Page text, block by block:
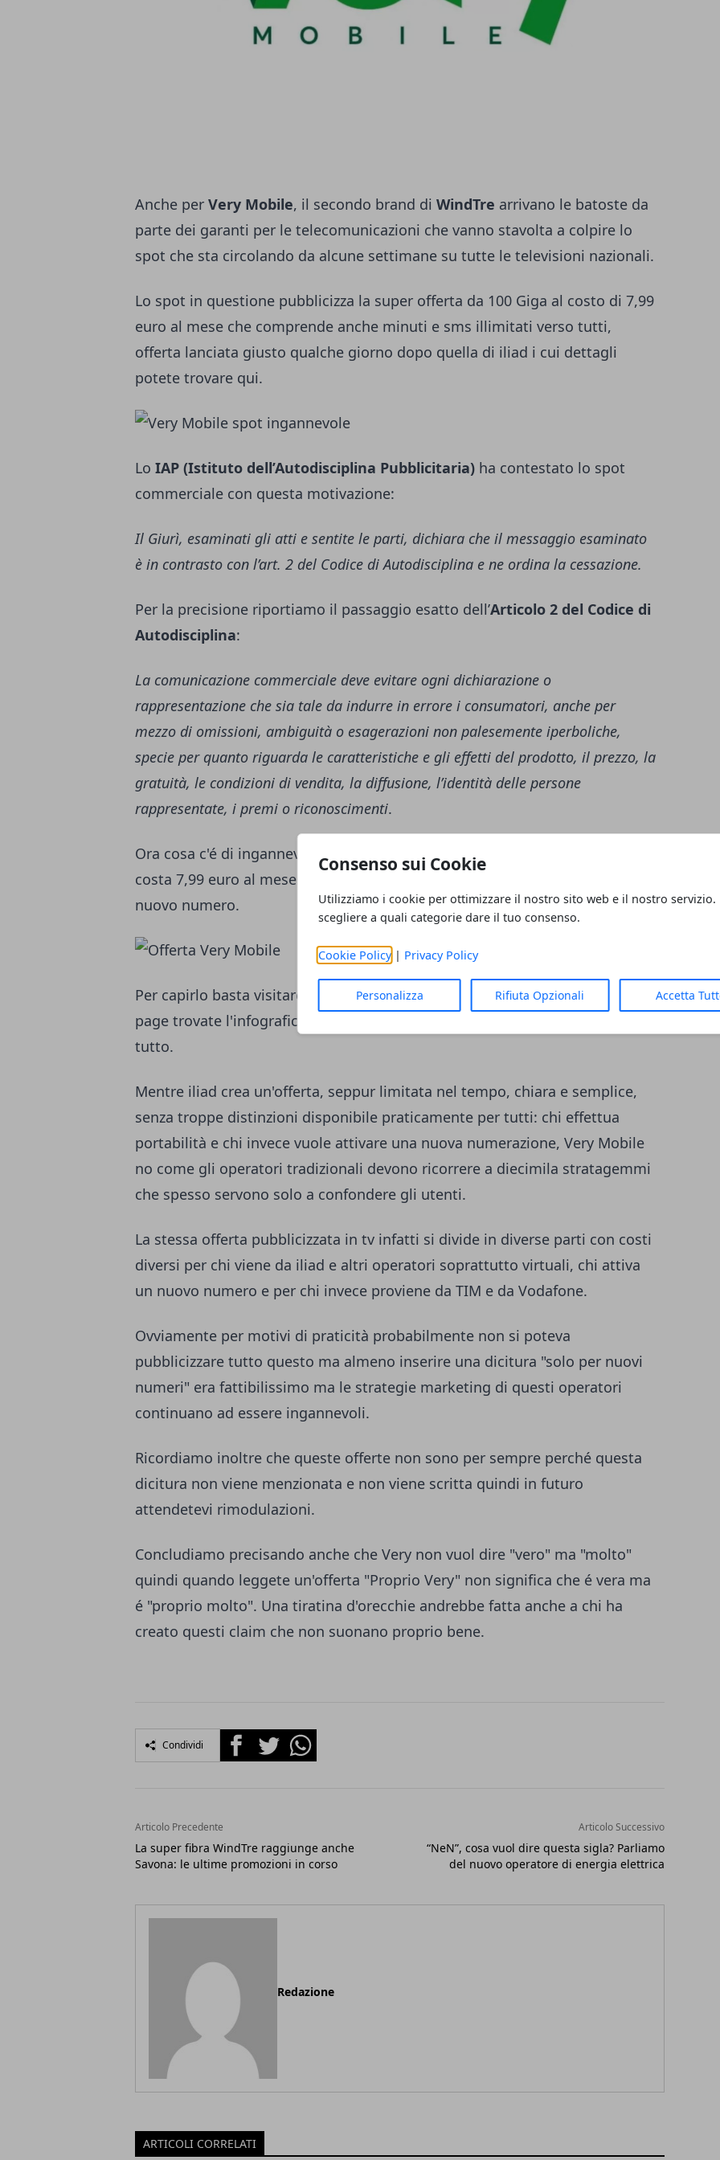
Consenso sui Cookie
Utilizziamo i cookie per ottimizzare il nostro sito web e il nostro servizio.
scegliere a quali categorie dare il tuo consenso.
Cookie Policy| Privacy Policy
Personalizza Rifiuta Opzionali Accetta
Anche per Very Mobile, il secondo brand di WindTre arrivano le batoste da
parte dei garanti per le telecomunicazioni che vanno stavolta a colpire lo
spot che sta circolando da alcune settimane su tutte le televisioni nazionali.
Lo spot in questione pubblicizza la super offerta da 100 Giga al costo di 7,99
euro al mese che comprende anche minuti e sms illimitati verso tutti,
offerta lanciata giusto qualche giorno dopo quella di iliad i cui dettagli
potete trovare qui.
Lo IAP (Istituto dell’Autodisciplina Pubblicitaria) ha contestato lo spot
commerciale con questa motivazione:
Il Giurì, esaminati gli atti e sentite le parti, dichiara che il messaggio esaminato
è in contrasto con l’art. 2 del Codice di Autodisciplina e ne ordina la cessazione.
Per la precisione riportiamo il passaggio esatto dell’Articolo 2 del Codice di
Autodisciplina:
La comunicazione commerciale deve evitare ogni dichiarazione o
rappresentazione che sia tale da indurre in errore i consumatori, anche per
mezzo di omissioni, ambiguità o esagerazioni non palesemente iperboliche,
specie per quanto riguarda le caratteristiche e gli effetti del prodotto, il prezzo, la
gratuità, le condizioni di vendita, la diffusione, l’identità delle persone
rappresentate, i premi o riconoscimenti.
Ora cosa c'é di ingannevole in questo spot? Praticamente che l'offerta che
costa 7,99 euro al mese non é disponibile per tutti ma solo per chi attiva un
nuovo numero.
Per capirlo basta visitare il sito ufficiale di Very Mobile e subito in home
page trovate l'infografica che vi riportiamo qui sopra e subito si capisce
tutto.
Mentre iliad crea un'offerta, seppur limitata nel tempo, chiara e semplice,
senza troppe distinzioni disponibile praticamente per tutti: chi effettua
portabilità e chi invece vuole attivare una nuova numerazione, Very Mobile
no come gli operatori tradizionali devono ricorrere a diecimila stratagemmi
che spesso servono solo a confondere gli utenti.
La stessa offerta pubblicizzata in tv infatti si divide in diverse parti con costi
diversi per chi viene da iliad e altri operatori soprattutto virtuali, chi attiva
un nuovo numero e per chi invece proviene da TIM e da Vodafone.
Ovviamente per motivi di praticità probabilmente non si poteva
pubblicizzare tutto questo ma almeno inserire una dicitura "solo per nuovi
numeri" era fattibilissimo ma le strategie marketing di questi operatori
continuano ad essere ingannevoli.
Ricordiamo inoltre che queste offerte non sono per sempre perché questa
dicitura non viene menzionata e non viene scritta quindi in futuro
attendetevi rimodulazioni.
Concludiamo precisando anche che Very non vuol dire "vero" ma "molto"
quindi quando leggete un'offerta "Proprio Very" non significa che é vera ma
é "proprio molto". Una tiratina d'orecchie andrebbe fatta anche a chi ha
creato questi claim che non suonano proprio bene.
Condividi FacebookTwitterWhatsapp
Articolo Precedente
La super fibra WindTre raggiunge anche
Savona: le ultime promozioni in corso
Articolo Successivo
“NeN”, cosa vuol dire questa sigla? Parliamo
del nuovo operatore di energia elettrica
Redazione
ARTICOLI CORRELATI